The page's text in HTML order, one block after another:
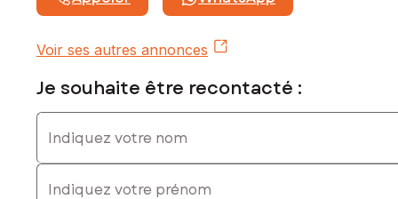
Honoraires charge vendeur
Contactez votre conseiller SAFTI : Sophie BEVILACQUA, Tél.
Agent commercial immatriculé au RSAC de LYON sous le
Voir ses autres annonces
Je souhaite être recontacté :
Indiquez votre nom
Indiquez votre prénom